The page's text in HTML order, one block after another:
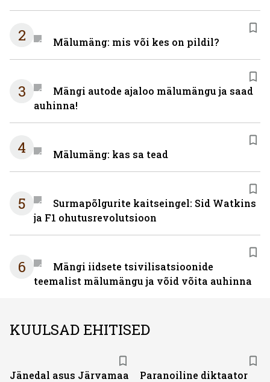
2 Mälumäng: mis või kes on pildil?
3
Mängi autode ajaloo mälumängu ja saad
auhinna!
4 Mälumäng: kas sa tead
5
Surmapõlgurite kaitseingel: Sid Watkins
ja F1 ohutusrevolutsioon
6
Mängi iidsete tsivilisatsioonide
teemalist mälumängu ja võid võita auhinna
KUULSAD EHITISED
Jänedal asus Järvamaa
Paranoiline diktaator